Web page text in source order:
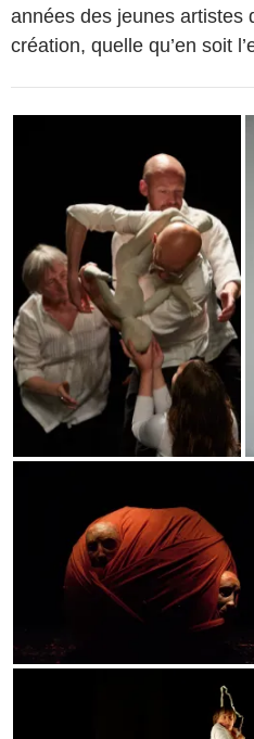
années des jeunes artistes
création, quelle qu’en soit